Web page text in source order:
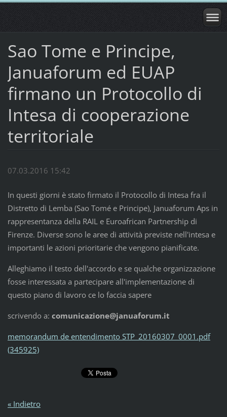
Sao Tome e Principe,
Januaforum ed EUAP
firmano un Protocollo di
Intesa di cooperazione
territoriale
07.03.2016 15:42
In questi giorni è stato firmato il Protocollo di Intesa fra il
Distretto di Lemba (Sao Tomé e Principe), Januaforum Aps in
rappresentanza della RAIL e Euroafrican Partnership di
Firenze. Diverse sono le aree di attività previste nell'intesa e
importanti le azioni prioritarie che vengono pianificate.
Alleghiamo il testo dell'accordo e se qualche organizzazione
fosse interessata a partecipare all'implementazione di
questo piano di lavoro ce lo faccia sapere
scrivendo a: comunicazione@januaforum.it
memorandum de entendimento STP_20160307_0001.pdf
(345925)
« Indietro